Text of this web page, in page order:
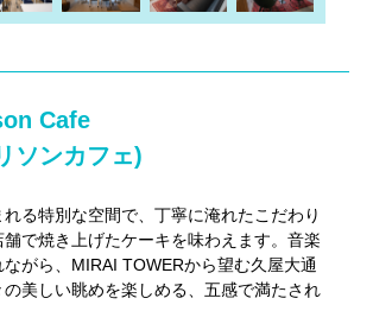
Cafe
ソンカフェ)
る特別な空間で、丁寧に淹れたこだわり
で焼き上げたケーキを味わえます。音楽
ながら、MIRAI TOWERから望む久屋大通
美しい眺めを楽しめる、五感で満たされ